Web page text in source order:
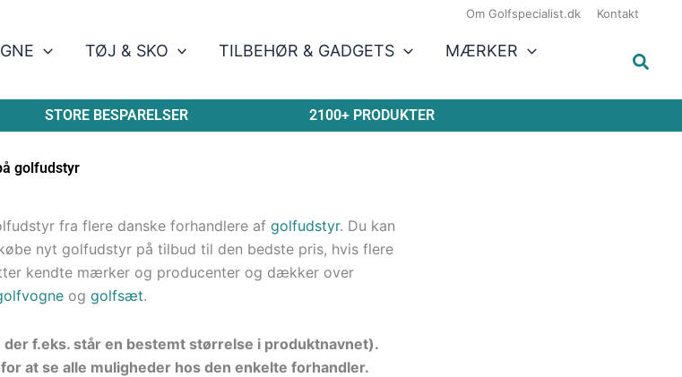
Om Golfspecialist.dk Kontakt
TØJ & SKO TILBEHØR & GADGETS
MÆRKER
STORE BESPARELSER 2100+ PRODUKTER
golfudstyr
fra flere danske forhandlere af golfudstyr. Du kan
nyt golfudstyr på tilbud til den bedste pris, hvis flere
kendte mærker og producenter og dækker over
og golfsæt.
f.eks. står en bestemt størrelse i produktnavnet).
at se alle muligheder hos den enkelte forhandler.